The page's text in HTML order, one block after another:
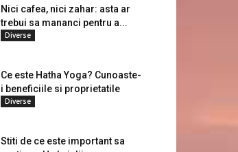
Nici cafea, nici zahar: asta ar
trebui sa mananci pentru a...
Diverse
Ce este Hatha Yoga? Cunoaste-
i beneficiile si proprietatile
Diverse
Stiti de ce este important sa